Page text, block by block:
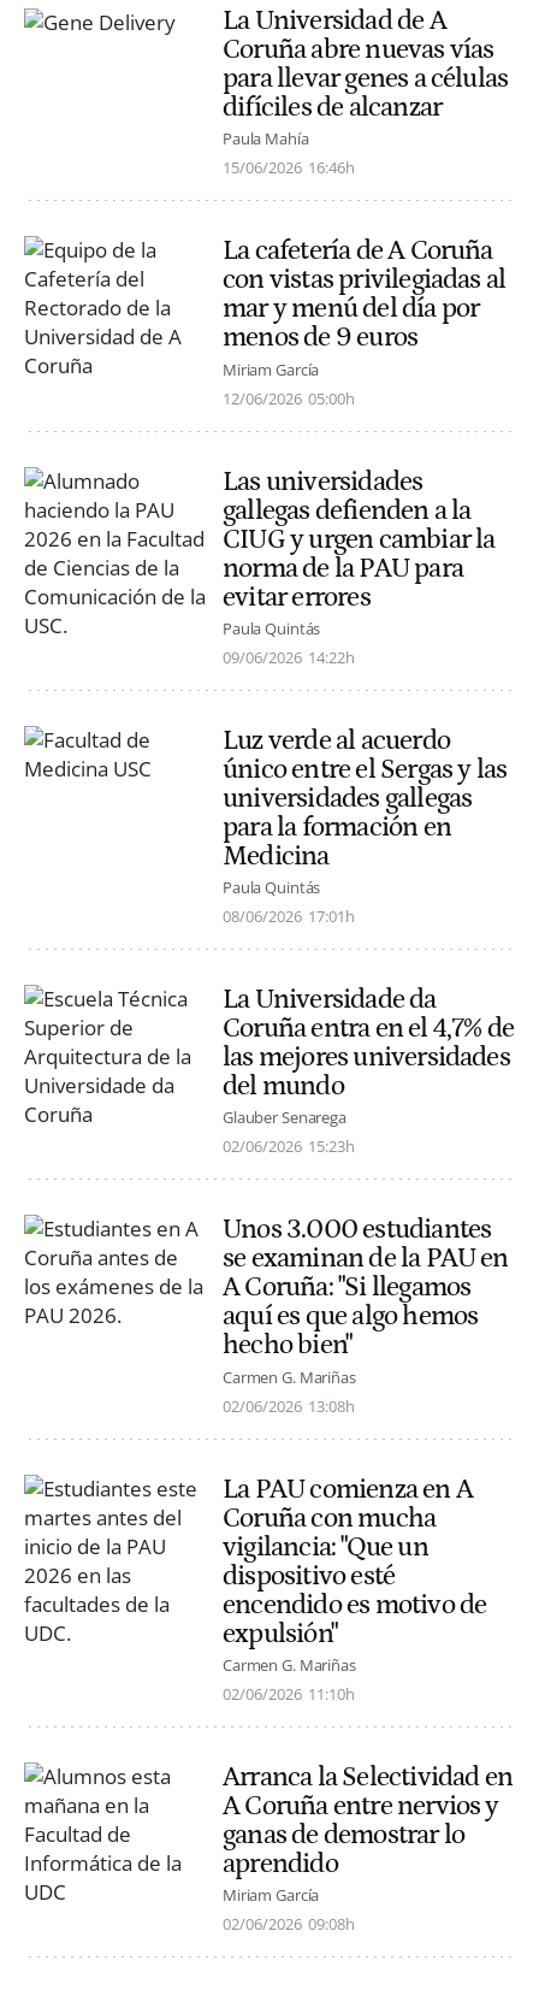
La Universidad de A
Coruña abre nuevas vías
para llevar genes a células
difíciles de alcanzar
Paula Mahía
15/06/2026 16:46h
La cafetería de A Coruña
con vistas privilegiadas al
mar y menú del día por
menos de 9 euros
Miriam García
12/06/2026 05:00h
Las universidades
gallegas defienden a la
CIUG y urgen cambiar la
norma de la PAU para
evitar errores
Paula Quintás
09/06/2026 14:22h
Luz verde al acuerdo
único entre el Sergas y las
universidades gallegas
para la formación en
Medicina
Paula Quintás
08/06/2026 17:01h
La Universidade da
Coruña entra en el 4,7% de
las mejores universidades
del mundo
Glauber Senarega
02/06/2026 15:23h
Unos 3.000 estudiantes
se examinan de la PAU en
A Coruña: "Si llegamos
aquí es que algo hemos
hecho bien"
Carmen G. Mariñas
02/06/2026 13:08h
La PAU comienza en A
Coruña con mucha
vigilancia: "Que un
dispositivo esté
encendido es motivo de
expulsión"
Carmen G. Mariñas
02/06/2026 11:10h
Arranca la Selectividad en
A Coruña entre nervios y
ganas de demostrar lo
aprendido
Miriam García
02/06/2026 09:08h